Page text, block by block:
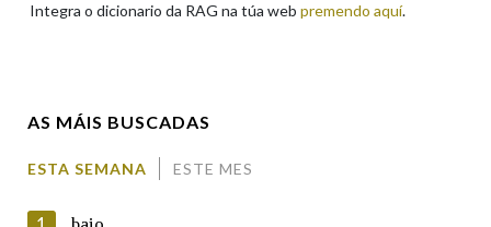
Integra o dicionario da RAG na túa web premendo aquí.
AS MÁIS BUSCADAS
ESTA SEMANA ESTE MES